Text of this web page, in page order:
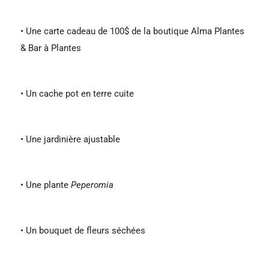
• Une carte cadeau de 100$ de la boutique Alma Plantes
& Bar à Plantes
• Un cache pot en terre cuite
• Une jardinière ajustable
• Une plante Peperomia
• Un bouquet de fleurs séchées